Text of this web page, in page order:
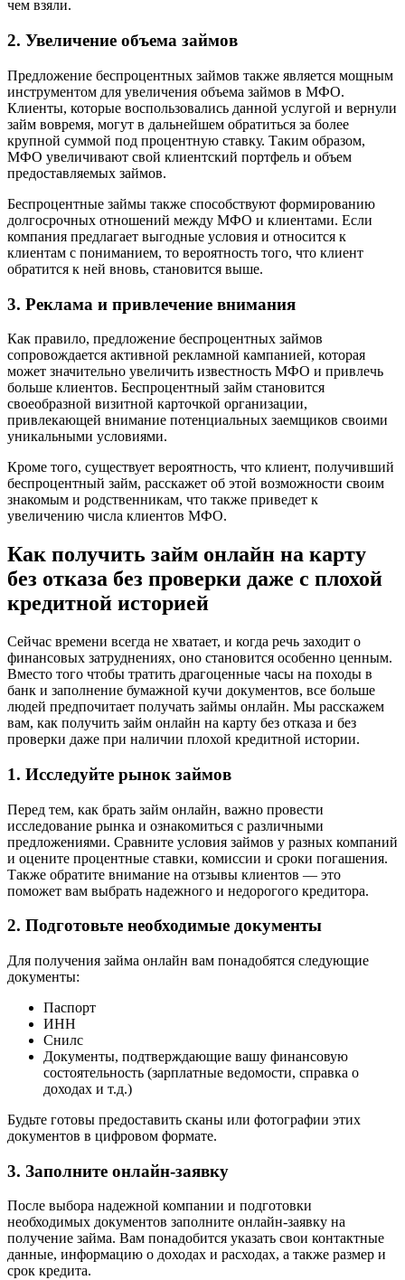
чем взяли.
2. Увеличение объема займов
Предложение беспроцентных займов также является мощным
инструментом для увеличения объема займов в МФО.
Клиенты, которые воспользовались данной услугой и вернули
займ вовремя, могут в дальнейшем обратиться за более
крупной суммой под процентную ставку. Таким образом,
МФО увеличивают свой клиентский портфель и объем
предоставляемых займов.
Беспроцентные займы также способствуют формированию
долгосрочных отношений между МФО и клиентами. Если
компания предлагает выгодные условия и относится к
клиентам с пониманием, то вероятность того, что клиент
обратится к ней вновь, становится выше.
3. Реклама и привлечение внимания
Как правило, предложение беспроцентных займов
сопровождается активной рекламной кампанией, которая
может значительно увеличить известность МФО и привлечь
больше клиентов. Беспроцентный займ становится
своеобразной визитной карточкой организации,
привлекающей внимание потенциальных заемщиков своими
уникальными условиями.
Кроме того, существует вероятность, что клиент, получивший
беспроцентный займ, расскажет об этой возможности своим
знакомым и родственникам, что также приведет к
увеличению числа клиентов МФО.
Как получить займ онлайн на карту
без отказа без проверки даже с плохой
кредитной историей
Сейчас времени всегда не хватает, и когда речь заходит о
финансовых затруднениях, оно становится особенно ценным.
Вместо того чтобы тратить драгоценные часы на походы в
банк и заполнение бумажной кучи документов, все больше
людей предпочитает получать займы онлайн. Мы расскажем
вам, как получить займ онлайн на карту без отказа и без
проверки даже при наличии плохой кредитной истории.
1. Исследуйте рынок займов
Перед тем, как брать займ онлайн, важно провести
исследование рынка и ознакомиться с различными
предложениями. Сравните условия займов у разных компаний
и оцените процентные ставки, комиссии и сроки погашения.
Также обратите внимание на отзывы клиентов — это
поможет вам выбрать надежного и недорогого кредитора.
2. Подготовьте необходимые документы
Для получения займа онлайн вам понадобятся следующие
документы:
Паспорт
ИНН
Снилс
Документы, подтверждающие вашу финансовую
состоятельность (зарплатные ведомости, справка о
доходах и т.д.)
Будьте готовы предоставить сканы или фотографии этих
документов в цифровом формате.
3. Заполните онлайн-заявку
После выбора надежной компании и подготовки
необходимых документов заполните онлайн-заявку на
получение займа. Вам понадобится указать свои контактные
данные, информацию о доходах и расходах, а также размер и
срок кредита.